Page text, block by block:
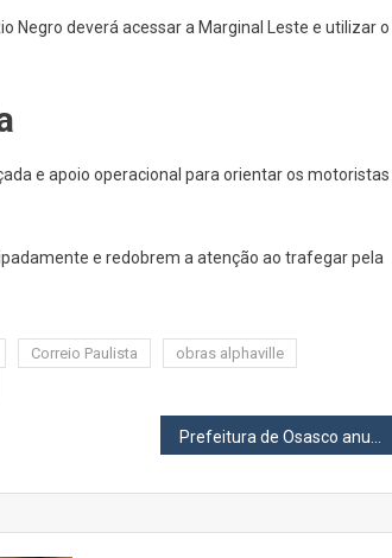
Negro deverá acessar a Marginal Leste e utilizar o
e apoio operacional para orientar os motoristas
e redobrem a atenção ao trafegar pela
Correio Paulista
obras alphaville